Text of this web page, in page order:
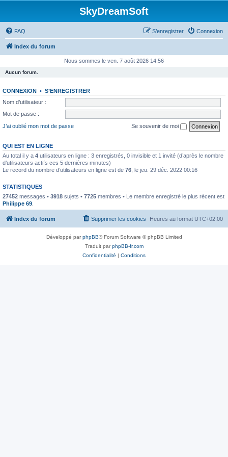
SkyDreamSoft
FAQ Connexion
S’enregistrer
Index du forum
Nous sommes le ven. 7 août 2026 14:56
Aucun forum.
CONNEXION • S’ENREGISTRER
Nom d’utilisateur :
Mot de passe :
J’ai oublié mon mot de passe
Se souvenir de moi
QUI EST EN LIGNE
Au total il y a 4 utilisateurs en ligne : 3 enregistrés, 0 invisible et 1 invité (d’après le nombre
d’utilisateurs actifs ces 5 dernières minutes)
Le record du nombre d’utilisateurs en ligne est de 76 , le jeu. 29 déc. 2022 00:16
STATISTIQUES
27452 messages • 3918 sujets • 7725 membres • Le membre enregistré le plus récent est
Philippe 69
Index du forum Heures au format UTC+02:00
Supprimer les cookies
Développé parphpBB® Forum Software © phpBB Limited
Traduit parphpBB-fr.com
Confidentialité | Conditions